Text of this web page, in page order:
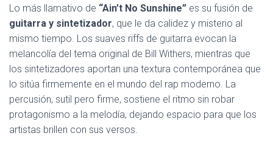
Lo más llamativo de “Ain’t No Sunshine” es su fusión de
guitarra y sintetizador, que le da calidez y misterio al
mismo tiempo. Los suaves riffs de guitarra evocan la
melancolía del tema original de Bill Withers, mientras que
los sintetizadores aportan una textura contemporánea que
lo sitúa firmemente en el mundo del rap moderno. La
percusión, sutil pero firme, sostiene el ritmo sin robar
protagonismo a la melodía, dejando espacio para que los
artistas brillen con sus versos.